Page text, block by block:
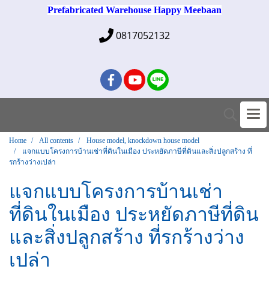
Prefabricated Warehouse Happy Meebaan
0817052132
Home All contents
House model, knockdown house model
แจกแบบโครงการบ้านเช่าที่ดินในเมือง ประหยัดภาษีที่ดินและสิ่งปลูกสร้าง ที่
รกร้างว่างเปล่า
แจกแบบโครงการบ้านเช่า
ที่ดินในเมือง ประหยัดภาษีที่ดิน
และสิ่งปลูกสร้าง ที่รกร้างว่าง
เปล่า